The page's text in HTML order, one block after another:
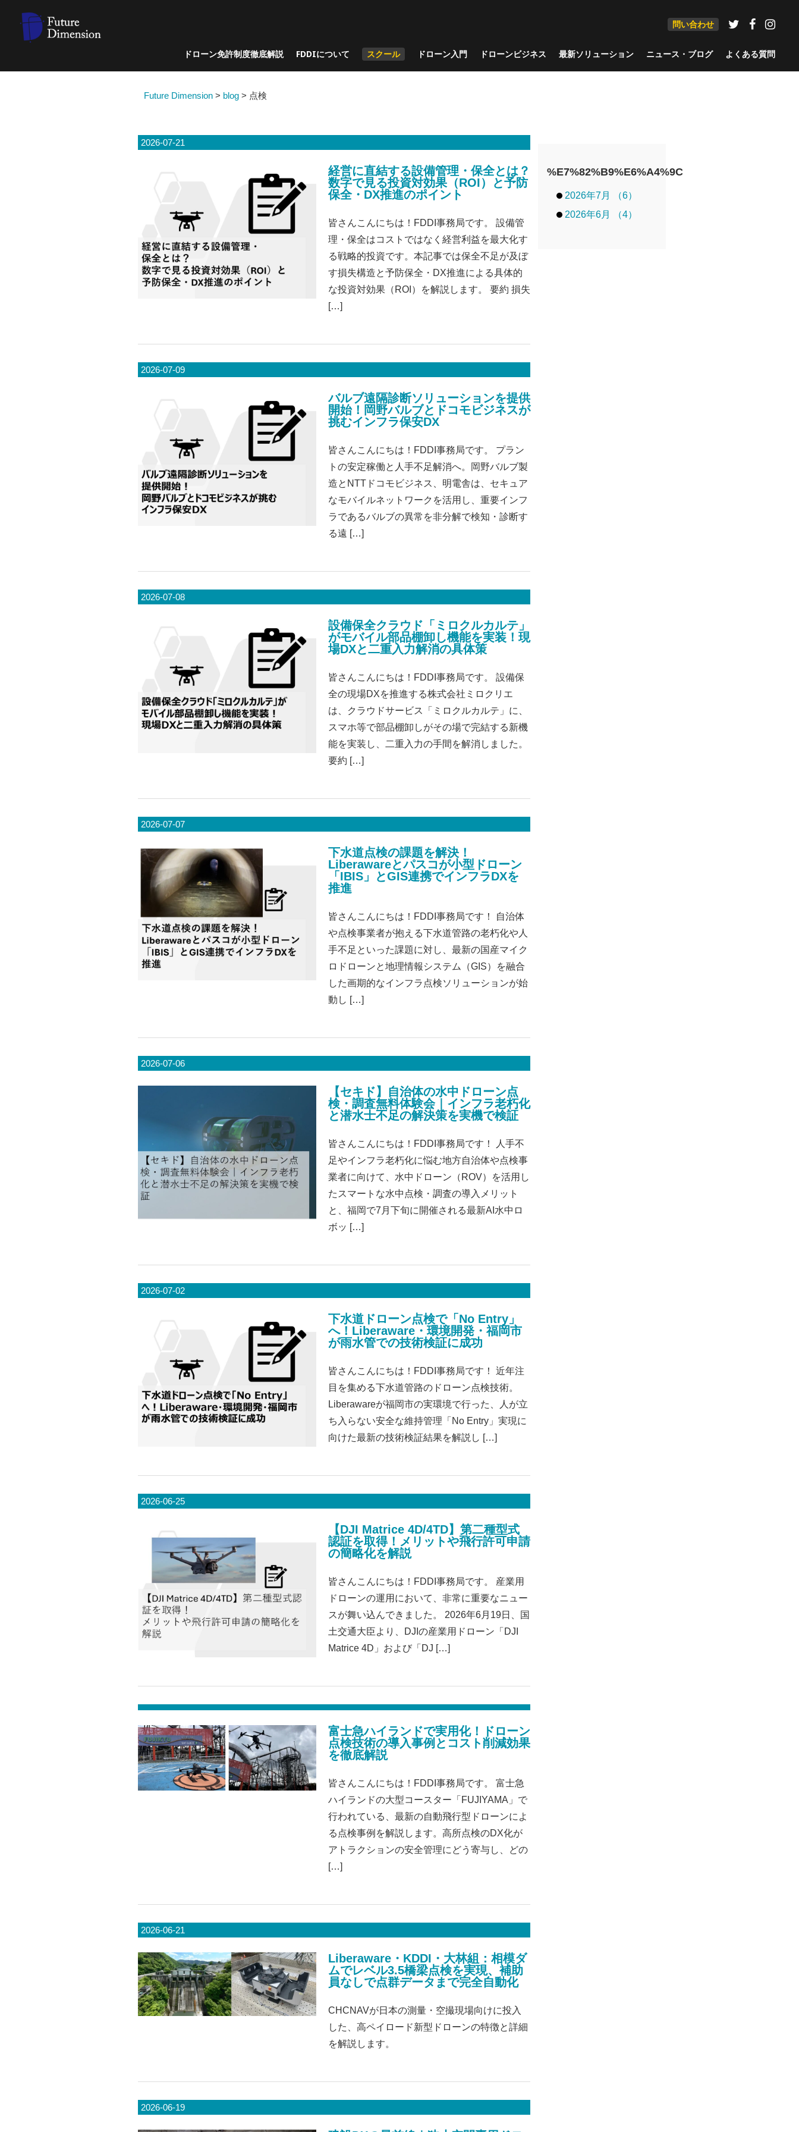
ドローン免許制度徹底解説 FDDIについて スクール ドローン入門 ドローンビジネス 最新ソリューション ニュース・ブログ よくある質問
問い合わせ
Future Dimension > blog > 点検
2026-07-21
経営に直結する設備管理・保全とは？
数字で見る投資対効果（ROI）と予防
保全・DX推進のポイント
皆さんこんにちは！FDDI事務局です。 設備管
理・保全はコストではなく経営利益を最大化す
る戦略的投資です。本記事では保全不足が及ぼ
す損失構造と予防保全・DX推進による具体的
な投資対効果（ROI）を解説します。 要約 損失
[…]
2026-07-09
バルブ遠隔診断ソリューションを提供
開始！岡野バルブとドコモビジネスが
挑むインフラ保安DX
皆さんこんにちは！FDDI事務局です。 プラン
トの安定稼働と人手不足解消へ。岡野バルブ製
造とNTTドコモビジネス、明電舎は、セキュア
なモバイルネットワークを活用し、重要インフ
ラであるバルブの異常を非分解で検知・診断す
る遠 […]
2026-07-08
設備保全クラウド「ミロクルカルテ」
がモバイル部品棚卸し機能を実装！現
場DXと二重入力解消の具体策
皆さんこんにちは！FDDI事務局です。 設備保
全の現場DXを推進する株式会社ミロクリエ
は、クラウドサービス「ミロクルカルテ」に、
スマホ等で部品棚卸しがその場で完結する新機
能を実装し、二重入力の手間を解消しました。
要約 […]
2026-07-07
下水道点検の課題を解決！
Liberawareとパスコが小型ドローン
「IBIS」とGIS連携でインフラDXを
推進
皆さんこんにちは！FDDI事務局です！ 自治体
や点検事業者が抱える下水道管路の老朽化や人
手不足といった課題に対し、最新の国産マイク
ロドローンと地理情報システム（GIS）を融合
した画期的なインフラ点検ソリューションが始
動し […]
2026-07-06
【セキド】自治体の水中ドローン点
検・調査無料体験会｜インフラ老朽化
と潜水士不足の解決策を実機で検証
皆さんこんにちは！FDDI事務局です！ 人手不
足やインフラ老朽化に悩む地方自治体や点検事
業者に向けて、水中ドローン（ROV）を活用し
たスマートな水中点検・調査の導入メリット
と、福岡で7月下旬に開催される最新AI水中ロ
ボッ […]
2026-07-02
下水道ドローン点検で「No Entry」
へ！Liberaware・環境開発・福岡市
が雨水管での技術検証に成功
皆さんこんにちは！FDDI事務局です！ 近年注
目を集める下水道管路のドローン点検技術。
Liberawareが福岡市の実環境で行った、人が立
ち入らない安全な維持管理「No Entry」実現に
向けた最新の技術検証結果を解説し […]
2026-06-25
【DJI Matrice 4D/4TD】第二種型式
認証を取得！メリットや飛行許可申請
の簡略化を解説
皆さんこんにちは！FDDI事務局です。 産業用
ドローンの運用において、非常に重要なニュー
スが舞い込んできました。 2026年6月19日、国
土交通大臣より、DJIの産業用ドローン「DJI
Matrice 4D」および「DJ […]
富士急ハイランドで実用化！ドローン
点検技術の導入事例とコスト削減効果
を徹底解説
皆さんこんにちは！FDDI事務局です。 富士急
ハイランドの大型コースター「FUJIYAMA」で
行われている、最新の自動飛行型ドローンによ
る点検事例を解説します。高所点検のDX化が
アトラクションの安全管理にどう寄与し、どの
[…]
2026-06-21
Liberaware・KDDI・大林組：相模ダ
ムでレベル3.5橋梁点検を実現、補助
員なしで点群データまで完全自動化
CHCNAVが日本の測量・空撮現場向けに投入
した、高ペイロード新型ドローンの特徴と詳細
を解説します。
2026-06-19
%E7%82%B9%E6%A4%9C
2026年7月 （6）
2026年6月 （4）